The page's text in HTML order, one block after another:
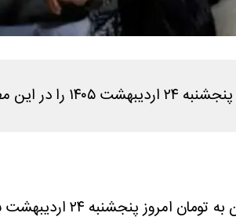
می کنید.
۱۴۰۵ را در این مطلب مشاهده می کنید.